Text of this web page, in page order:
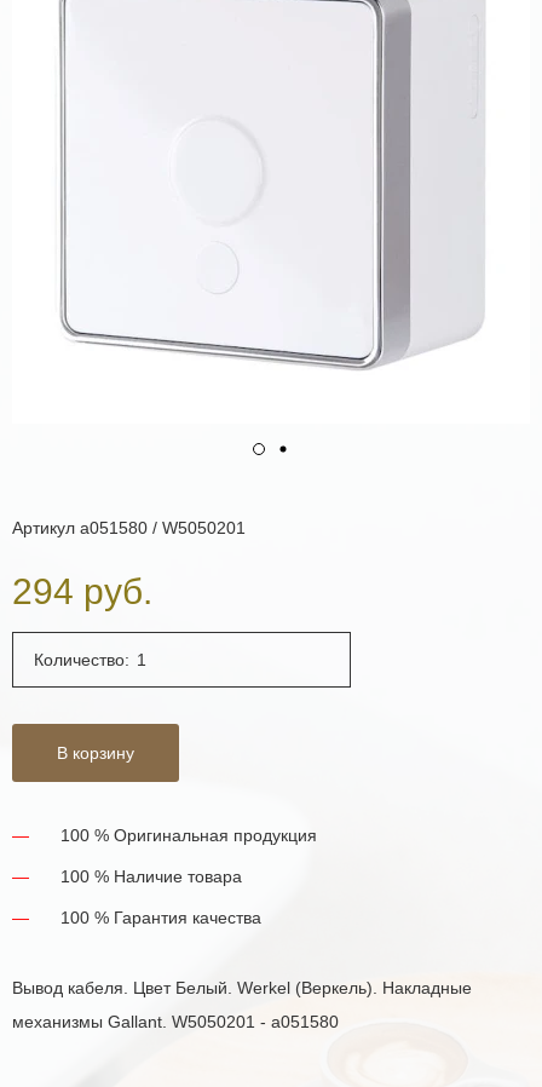
Артикул a051580 / W5050201
294 руб.
Количество:
В корзину
100 % Оригинальная продукция
100 % Наличие товара
100 % Гарантия качества
Вывод кабеля. Цвет Белый. Werkel (Веркель). Накладные
механизмы Gallant. W5050201 - a051580